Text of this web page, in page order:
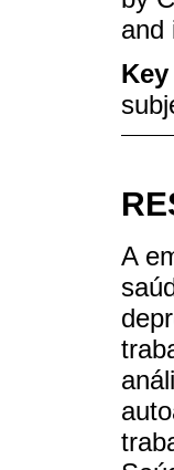
and
A